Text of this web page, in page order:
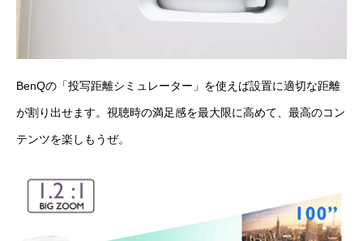
BenQの「投写距離シミュレーター 」を使えば設置に適切な距離
が割り出せます。視聴時の満足感を最大限に高めて、最高のコン
テンツを楽しもうぜ。